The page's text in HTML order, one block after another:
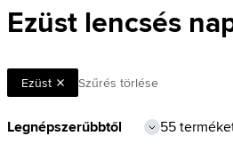
Ezüst lencsés
Ezüst Szűrés törlése
55